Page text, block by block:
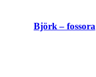
Björk – fossora